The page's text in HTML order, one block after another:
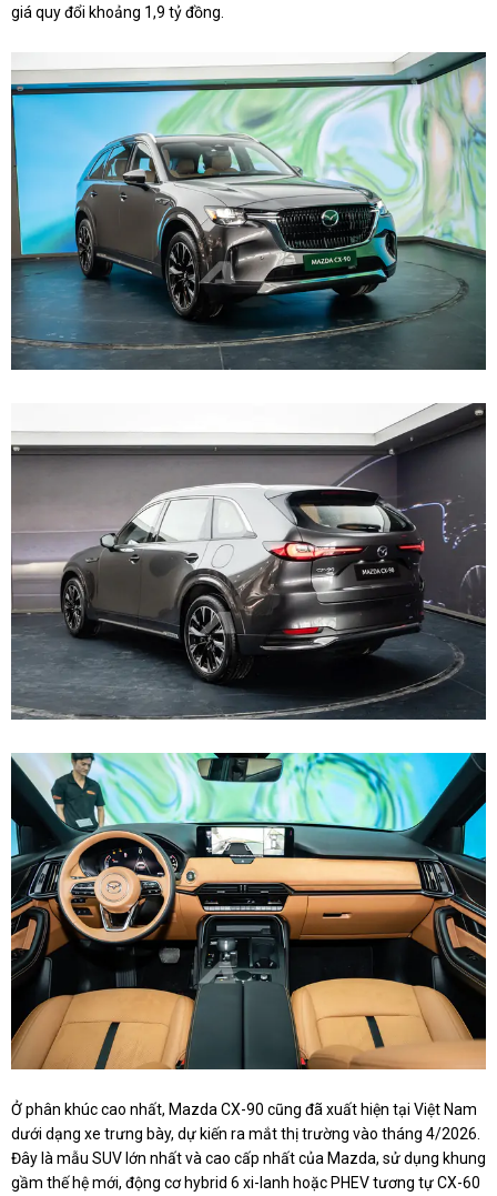
giá quy đổi khoảng 1,9 tỷ đồng.
Ở phân khúc cao nhất, Mazda CX-90 cũng đã xuất hiện tại Việt Nam
dưới dạng xe trưng bày, dự kiến ra mắt thị trường vào tháng 4/2026.
Đây là mẫu SUV lớn nhất và cao cấp nhất của Mazda, sử dụng khung
gầm thế hệ mới, động cơ hybrid 6 xi-lanh hoặc PHEV tương tự CX-60